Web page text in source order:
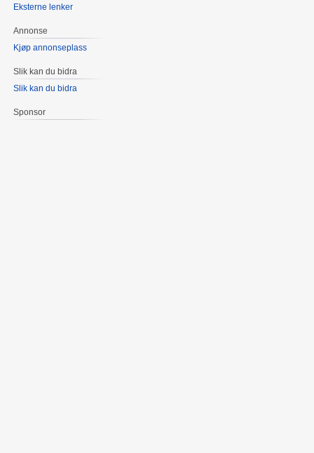
Eksterne lenker
Annonse
Kjøp annonseplass
Slik kan du bidra
Slik kan du bidra
Sponsor